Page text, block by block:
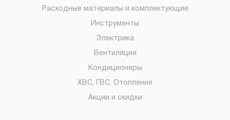
Расходные материалы и комплектующие
Инструменты
Электрика
Вентиляция
Кондиционеры
ХВС, ГВС, Отопление
Акции и скидки